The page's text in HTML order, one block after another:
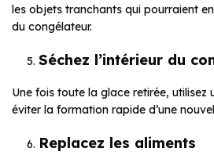
les objets tranchants qui pourraient
du congélateur.
Séchez l’intérieur du
Une fois toute la glace retirée, utilisez
éviter la formation rapide d’une
Replacez les aliments